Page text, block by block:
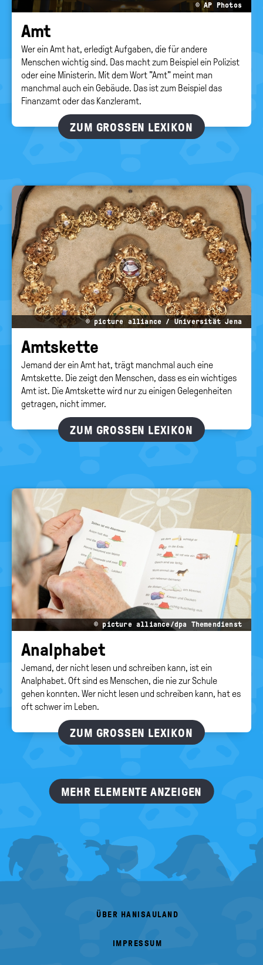
© AP Photos
Amt
Wer ein Amt hat, erledigt Aufgaben, die für andere
Menschen wichtig sind. Das macht zum Beispiel ein Polizist
oder eine Ministerin. Mit dem Wort "Amt" meint man
manchmal auch ein Gebäude. Das ist zum Beispiel das
Finanzamt oder das Kanzleramt.
ZUM GROSSEN LEXIKON
© picture alliance / Universität Jena
Amts­ket­te
Jemand der ein Amt hat, trägt manchmal auch eine
Amtskette. Die zeigt den Menschen, dass es ein wichtiges
Amt ist. Die Amtskette wird nur zu einigen Gelegenheiten
getragen, nicht immer.
ZUM GROSSEN LEXIKON
© picture alliance/dpa Themendienst
An­alpha­bet
Jemand, der nicht lesen und schreiben kann, ist ein
Analphabet. Oft sind es Menschen, die nie zur Schule
gehen konnten. Wer nicht lesen und schreiben kann, hat es
oft schwer im Leben.
ZUM GROSSEN LEXIKON
MEHR ELEMENTE ANZEIGEN
FOOTER
MENU
ÜBER HANISAULAND
IMPRESSUM